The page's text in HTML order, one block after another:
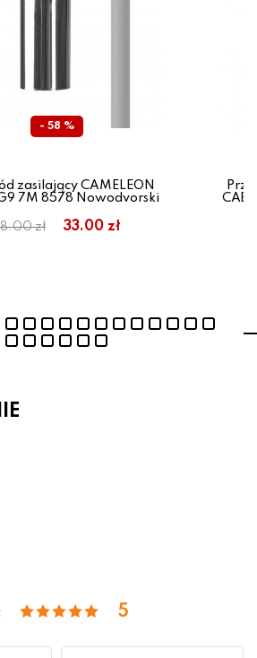
- 58 %
zasilający CAMELEON
7M 8578 Nowodvorski
zł 33.00 zł
5